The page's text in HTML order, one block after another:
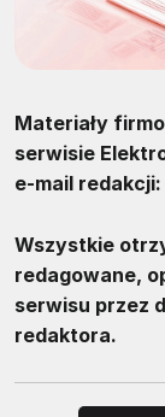
Materiały
serwisie
e-mail redakcji:
Wszystkie
redagowane,
serwisu przez
redaktora.